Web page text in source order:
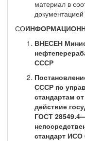
материал в
СО
ВНЕСЕН
СССР
СССР по
стандартам
действие
ГОСТ
стандарт ИСО